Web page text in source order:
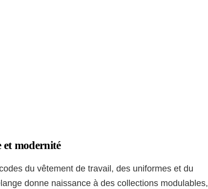
modernité
du vêtement de travail, des uniformes et du
donne naissance à des collections modulables,